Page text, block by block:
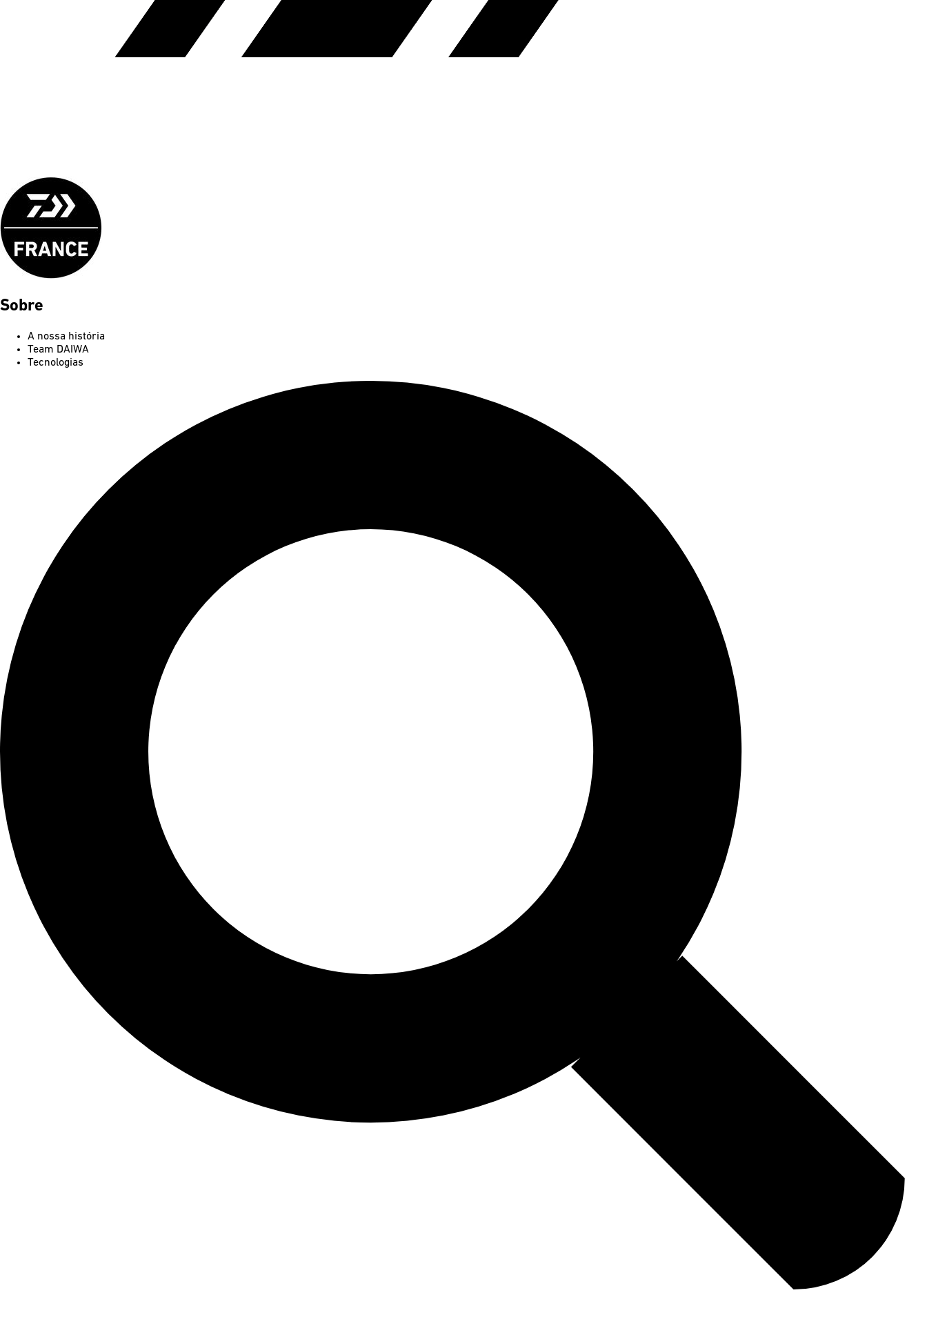
Sobre
A nossa história
Team DAIWA
Tecnologias